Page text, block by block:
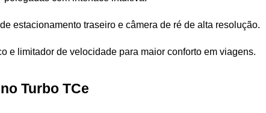
estacionamento traseiro e câmera de ré de alta resolução.
e limitador de velocidade para maior conforto em viagens.
Turbo TCe